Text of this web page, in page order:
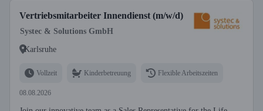
Vertriebsmitarbeiter Innendienst (m/w/d)
Systec & Solutions GmbH
Karlsruhe
Vollzeit Kinderbetreuung Flexible Arbeitszeiten
08.08.2026